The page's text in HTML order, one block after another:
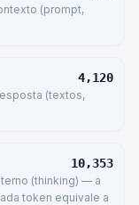
(prompt,
4,120
(textos,
10,353
(thinking) — a
token equivale a